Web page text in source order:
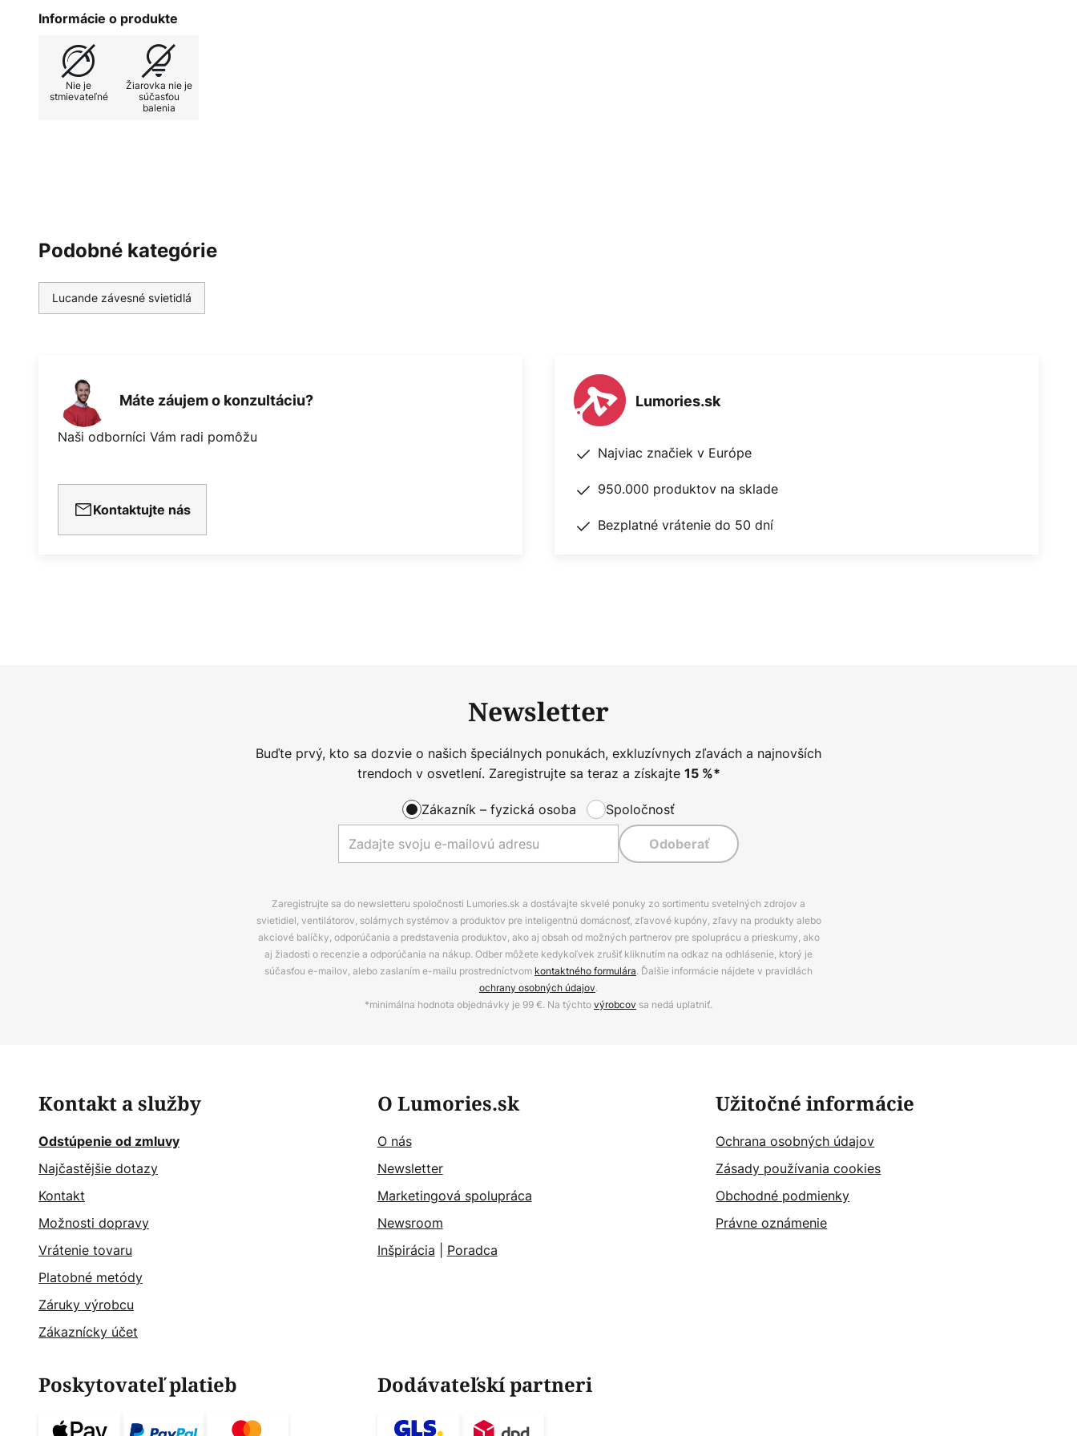
obraz.
Informácie o produkte
Nie je
stmievateľné
Žiarovka nie je
súčasťou
balenia
Podobné kategórie
Lucande závesné svietidlá
Máte záujem o konzultáciu?
Naši odborníci Vám radi pomôžu
Kontaktujte nás
Lumories.sk
Najviac značiek v Európe
950.000 produktov na sklade
Bezplatné vrátenie do 50 dní
Newsletter
Buďte prvý, kto sa dozvie o našich špeciálnych ponukách, exkluzívnych zľavách a najnovších
trendoch v osvetlení. Zaregistrujte sa teraz a získajte 15%*
Zákazník – fyzická osoba Spoločnosť
Odoberať
Zaregistrujte sa do newsletteru spoločnosti Lumories.sk a dostávajte skvelé ponuky zo sortimentu svetelných zdrojov a
svietidiel, ventilátorov, solárnych systémov a produktov pre inteligentnú domácnosť, zľavové kupóny, zľavy na produkty alebo
akciové balíčky, odporúčania a predstavenia produktov, ako aj obsah od možných partnerov pre spoluprácu a prieskumy, ako
aj žiadosti o recenzie a odporúčania na nákup. Odber môžete kedykoľvek zrušiť kliknutím na odkaz na odhlásenie, ktorý je
súčasťou e-mailov, alebo zaslaním e-mailu prostredníctvom kontaktného formulára. Ďalšie informácie nájdete v pravidlách
ochrany osobných údajov.
*minimálna hodnota objednávky je 99 €. Na týchtovýrobcov sa nedá uplatniť.
Kontakt a služby
Odstúpenie od zmluvy
Najčastějšie dotazy
Kontakt
Možnosti dopravy
Vrátenie tovaru
Platobné metódy
Záruky výrobcu
Zákaznícky účet
O Lumories.sk
O nás
Newsletter
Marketingová spolupráca
Newsroom
Inšpirácia
Poradca
Užitočné informácie
Ochrana osobných údajov
Zásady používania cookies
Obchodné podmienky
Právne oznámenie
Poskytovateľ platieb Dodávateľskí partneri